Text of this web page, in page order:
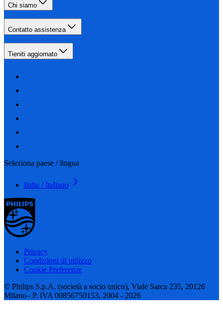
Chi siamo
Contatto assistenza
Tieniti aggiornato
Seleziona paese / lingua
Italia / Italiano
Privacy
Condizioni di utilizzo
Cookie Preferenze
© Philips S.p.A. (società a socio unico), Viale Sarca 235, 20126
Milano– P. IVA 00856750153, 2004 - 2026